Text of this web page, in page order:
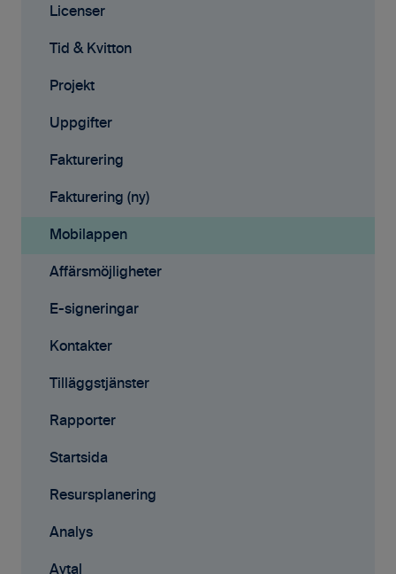
Tid & Kvitton
Projekt
Fakturering (ny)
Kontakter
Avtal
Affärsmöjligheter
Rapporter
Samarbete
Mobilappen
Licenser
Tid & Kvitton
Projekt
Uppgifter
Fakturering
Fakturering (ny)
Mobilappen
Affärsmöjligheter
E-signeringar
Kontakter
Tilläggstjänster
Rapporter
Startsida
Resursplanering
Analys
Avtal